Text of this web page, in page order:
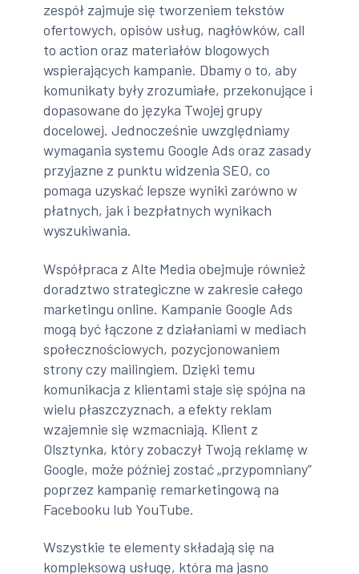
zespół zajmuje się tworzeniem tekstów
ofertowych, opisów usług, nagłówków, call
to action oraz materiałów blogowych
wspierających kampanie. Dbamy o to, aby
komunikaty były zrozumiałe, przekonujące i
dopasowane do języka Twojej grupy
docelowej. Jednocześnie uwzględniamy
wymagania systemu Google Ads oraz zasady
przyjazne z punktu widzenia SEO, co
pomaga uzyskać lepsze wyniki zarówno w
płatnych, jak i bezpłatnych wynikach
wyszukiwania.
Współpraca z Alte Media obejmuje również
doradztwo strategiczne w zakresie całego
marketingu online. Kampanie Google Ads
mogą być łączone z działaniami w mediach
społecznościowych, pozycjonowaniem
strony czy mailingiem. Dzięki temu
komunikacja z klientami staje się spójna na
wielu płaszczyznach, a efekty reklam
wzajemnie się wzmacniają. Klient z
Olsztynka, który zobaczył Twoją reklamę w
Google, może później zostać „przypomniany”
poprzez kampanię remarketingową na
Facebooku lub YouTube.
Wszystkie te elementy składają się na
kompleksową usługę, która ma jasno